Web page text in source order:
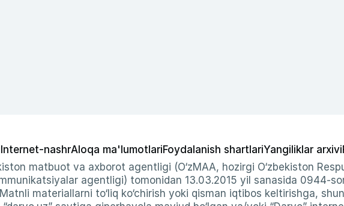
Internet-nashrAloqa ma'lumotlariFoydalanish shartlariYangiliklar arxivi
matbuot va axborot agentligi (O‘zMAA, hozirgi O‘zbekiston
agentligi) tomonidan 13.03.2015 yil sanasida 0944-
materiallarni to‘liq ko‘chirish yoki qisman iqtibos keltirishga,